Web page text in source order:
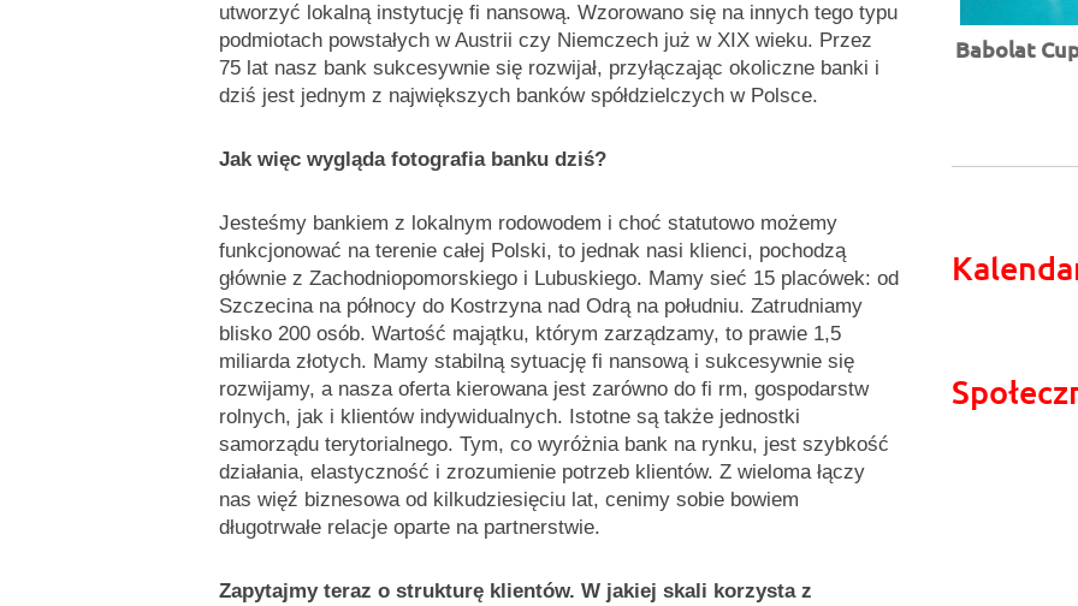
utworzyć lokalną instytucję fi nansową. Wzorowano się na innych tego typu
podmiotach powstałych w Austrii czy Niemczech już w XIX wieku. Przez
75 lat nasz bank sukcesywnie się rozwijał, przyłączając okoliczne banki i
dziś jest jednym z największych banków spółdzielczych w Polsce.
Jak więc wygląda fotografia banku dziś?
Jesteśmy bankiem z lokalnym rodowodem i choć statutowo możemy
funkcjonować na terenie całej Polski, to jednak nasi klienci, pochodzą
głównie z Zachodniopomorskiego i Lubuskiego. Mamy sieć 15 placówek: od
Szczecina na północy do Kostrzyna nad Odrą na południu. Zatrudniamy
blisko 200 osób. Wartość majątku, którym zarządzamy, to prawie 1,5
miliarda złotych. Mamy stabilną sytuację fi nansową i sukcesywnie się
rozwijamy, a nasza oferta kierowana jest zarówno do fi rm, gospodarstw
rolnych, jak i klientów indywidualnych. Istotne są także jednostki
samorządu terytorialnego. Tym, co wyróżnia bank na rynku, jest szybkość
działania, elastyczność i zrozumienie potrzeb klientów. Z wieloma łączy
nas więź biznesowa od kilkudziesięciu lat, cenimy sobie bowiem
długotrwałe relacje oparte na partnerstwie.
Zapytajmy teraz o strukturę klientów. W jakiej skali korzysta z
Babolat